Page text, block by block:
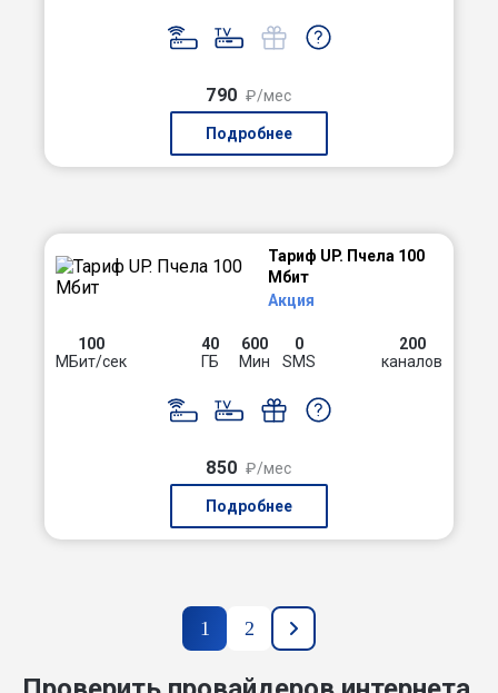
790 ₽/мес
Подробнее
Тариф UP. Пчела 100
Мбит
Акция
100
МБит/сек
40
ГБ
600
Мин
0
SMS
200
каналов
850 ₽/мес
Подробнее
1 2